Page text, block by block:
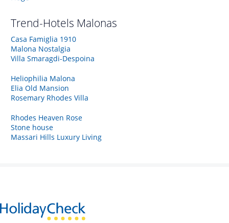
Trend-Hotels Malonas
Casa Famiglia 1910
Malona Nostalgia
Villa Smaragdi-Despoina
Heliophilia Malona
Elia Old Mansion
Rosemary Rhodes Villa
Rhodes Heaven Rose
Stone house
Massari Hills Luxury Living